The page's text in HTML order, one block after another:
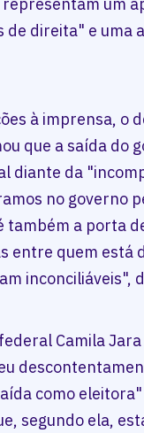
um
de direita" e uma
à imprensa, o
que a saída do
diante da
no governo
também a porta
entre quem está
inconciliáveis",
Camila
como eleitora"
segundo ela,